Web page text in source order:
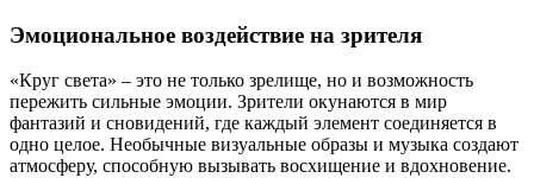
Эмоциональное воздействие на зрителя
«Круг света» – это не только зрелище, но и возможность
пережить сильные эмоции. Зрители окунаются в мир
фантазий и сновидений, где каждый элемент соединяется в
одно целое. Необычные визуальные образы и музыка создают
атмосферу, способную вызывать восхищение и вдохновение.